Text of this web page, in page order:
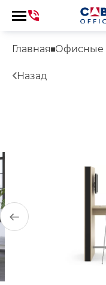
Главная Офисные
Назад